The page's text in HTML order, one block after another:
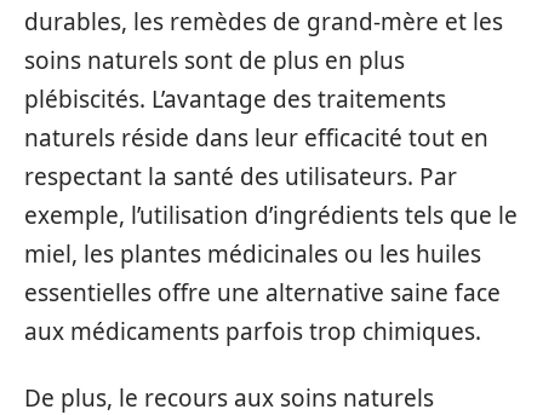
durables, les remèdes de grand-mère et les
soins naturels sont de plus en plus
plébiscités. L’avantage des traitements
naturels réside dans leur efficacité tout en
respectant la santé des utilisateurs. Par
exemple, l’utilisation d’ingrédients tels que le
miel, les plantes médicinales ou les huiles
essentielles offre une alternative saine face
aux médicaments parfois trop chimiques.
De plus, le recours aux soins naturels